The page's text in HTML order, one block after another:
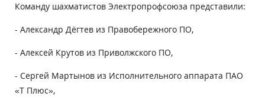
Команду шахматистов Электропрофсоюза представили:
- Александр Дёгтев из Правобережного ПО,
- Алексей Крутов из Приволжского ПО,
- Сергей Мартынов из Исполнительного аппарата ПАО
«Т Плюс»,